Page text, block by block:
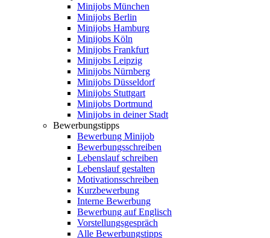
Minijobs München
Minijobs Berlin
Minijobs Hamburg
Minijobs Köln
Minijobs Frankfurt
Minijobs Leipzig
Minijobs Nürnberg
Minijobs Düsseldorf
Minijobs Stuttgart
Minijobs Dortmund
Minijobs in deiner Stadt
Bewerbungstipps
Bewerbung Minijob
Bewerbungsschreiben
Lebenslauf schreiben
Lebenslauf gestalten
Motivationsschreiben
Kurzbewerbung
Interne Bewerbung
Bewerbung auf Englisch
Vorstellungsgespräch
Alle Bewerbungstipps